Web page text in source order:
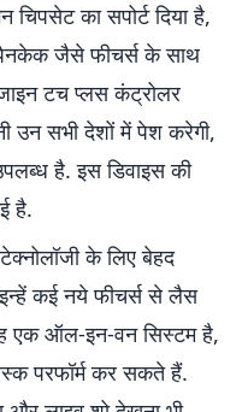
का सपोर्ट दिया है,
जैसे फीचर्स के साथ
टच प्लस कंट्रोलर
उन सभी देशों में पेश करेगी,
है. इस डिवाइस की
है.
के लिए बेहद
इन्हें कई नये फीचर्स से लैस
एक ऑल-इन-वन सिस्टम है,
परफॉर्म कर सकते हैं.